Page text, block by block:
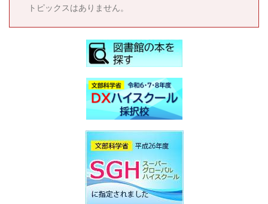
トピックスはありません。